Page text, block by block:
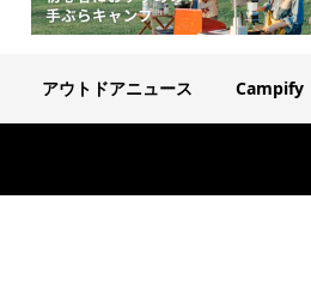
アウトドアニュース Campify